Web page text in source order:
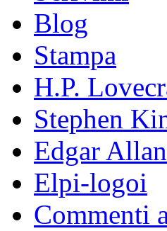
Blog
Stampa
H.P.
Stephen
Edgar
Elpi-logoi
Commenti